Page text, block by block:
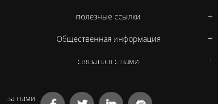
полезные ссылки
Общественная информация
связаться с нами
за нами